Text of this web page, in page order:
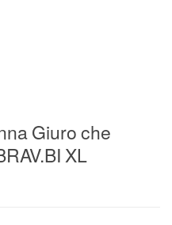
Giuro che
XL